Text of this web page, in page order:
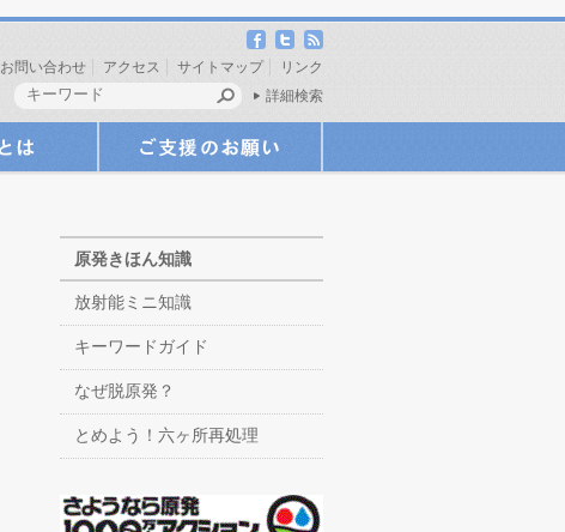
お問い合わせ アクセス サイトマップ
リンク
詳細検索
原発きほん知識
放射能ミニ知識
キーワードガイド
なぜ脱原発？
とめよう！六ヶ所再処理